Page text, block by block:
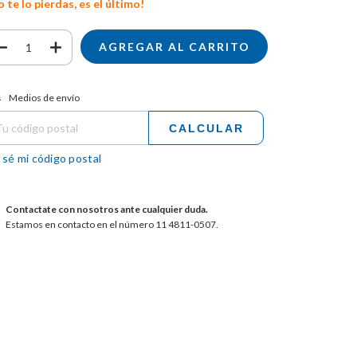
te lo pierdas, es el último!
para el CP:
Medios de envío
CALCULAR
sé mi código postal
Contactate con nosotros ante cualquier duda.
Estamos en contacto en el número 11 4811-0507.